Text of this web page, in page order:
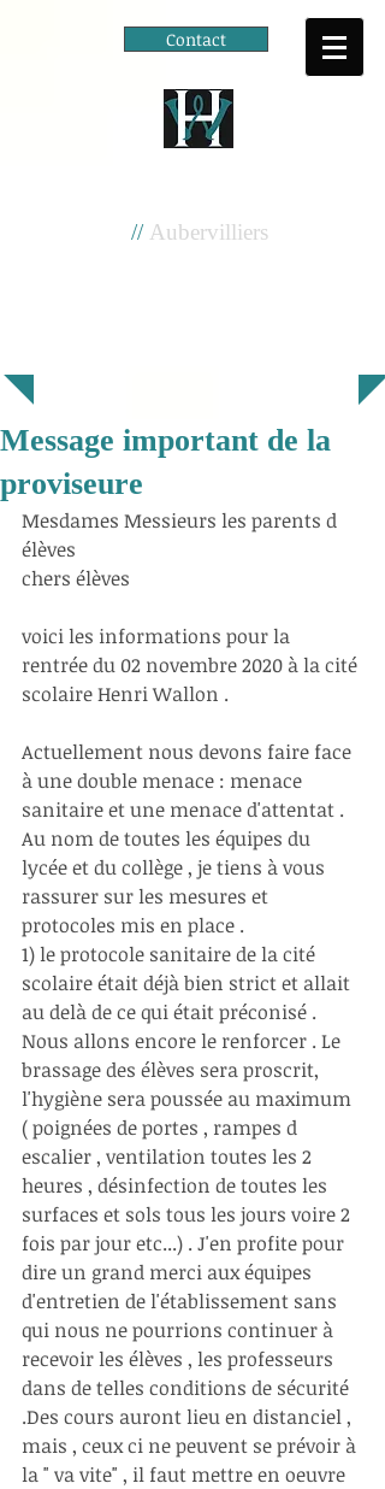
Contact
//Aubervilliers
Message important de la
proviseure
Mesdames Messieurs les parents d
élèves
chers élèves
voici les informations pour la
rentrée du 02 novembre 2020 à la cité
scolaire Henri Wallon .
Actuellement nous devons faire face
à une double menace : menace
sanitaire et une menace d'attentat .
Au nom de toutes les équipes du
lycée et du collège , je tiens à vous
rassurer sur les mesures et
protocoles mis en place .
1) le protocole sanitaire de la cité
scolaire était déjà bien strict et allait
au delà de ce qui était préconisé .
Nous allons encore le renforcer . Le
brassage des élèves sera proscrit,
l'hygiène sera poussée au maximum
( poignées de portes , rampes d
escalier , ventilation toutes les 2
heures , désinfection de toutes les
surfaces et sols tous les jours voire 2
fois par jour etc...) . J'en profite pour
dire un grand merci aux équipes
d'entretien de l'établissement sans
qui nous ne pourrions continuer à
recevoir les élèves , les professeurs
dans de telles conditions de sécurité
.Des cours auront lieu en distanciel ,
mais , ceux ci ne peuvent se prévoir à
la " va vite" , il faut mettre en oeuvre